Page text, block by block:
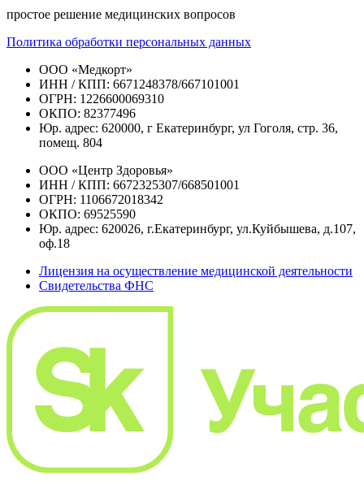
простое решение медицинских вопросов
Политика обработки персональных данных
ООО «Медкорт»
ИНН / КПП: 6671248378/667101001
ОГРН: 1226600069310
ОКПО: 82377496
Юр. адрес: 620000, г Екатеринбург, ул Гоголя, стр. 36,
помещ. 804
ООО «Центр Здоровья»
ИНН / КПП: 6672325307/668501001
ОГРН: 1106672018342
ОКПО: 69525590
Юр. адрес: 620026, г.Екатеринбург, ул.Куйбышева, д.107,
оф.18
Лицензия на осуществление медицинской деятельности
Свидетельства ФНС